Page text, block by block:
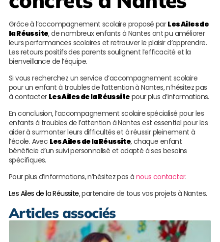
Grâce à l’accompagnement scolaire proposé parLes Ailes de
la Réussite, de nombreux enfants à Nantes ont pu améliorer
leurs performances scolaires et retrouver le plaisir d’apprendre.
Les retours positifs des parents soulignent l’efficacité et la
bienveillance de l’équipe.
Si vous recherchez un service d’accompagnement scolaire
pour un enfant à troubles de l’attention à Nantes, n’hésitez pas
à contacter Les Ailes de la Réussite pour plus d’informations.
En conclusion, l’accompagnement scolaire spécialisé pour les
enfants à troubles de l’attention à Nantes est essentiel pour les
aider à surmonter leurs difficultés et à réussir pleinement à
l’école. Avec Les Ailes de la Réussite, chaque enfant
bénéficie d’un suivi personnalisé et adapté à ses besoins
spécifiques.
Pour plus d’informations, n’hésitez pas à nous contacter.
Les Ailes de la Réussite, partenaire de tous vos projets à Nantes.
Articles associés